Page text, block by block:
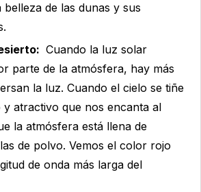
de las dunas y sus
Cuando la luz solar
parte de la atmósfera, hay más
la luz. Cuando el cielo se tiñe
y atractivo que nos encanta al
la atmósfera está llena de
de polvo. Vemos el color rojo
de onda más larga del